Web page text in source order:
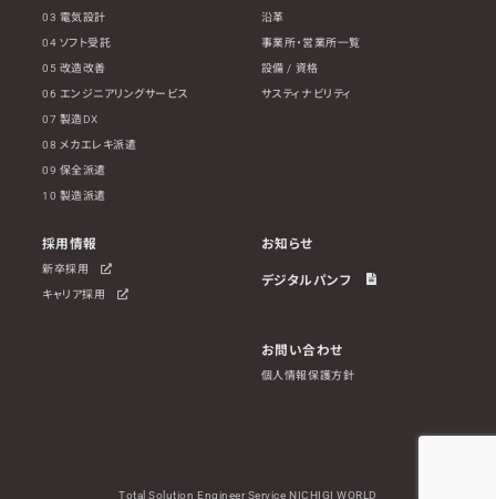
03 電気設計
04 ソフト受託
05 改造改善
06 エンジニアリングサービス
07 製造DX
08 メカエレキ派遣
09 保全派遣
10 製造派遣
沿革
事業所・営業所一覧
設備 / 資格
サスティナビリティ
採用情報
新卒採用
キャリア採用
お知らせ
デジタルパンフ
お問い合わせ
個人情報保護方針
Total Solution Engineer Service NICHIGI WORLD